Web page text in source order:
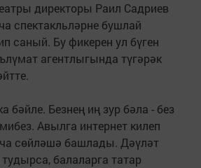
директоры Раил Садриев
спектакльләрне бушлай
саный. Бу фикерен ул бүген
агентлыгында түгәрәк
бәйле. Безнең иң зур бәла - без
Авылга интернет килеп
сөйләшә башлады. Дәүләт
балаларга татар